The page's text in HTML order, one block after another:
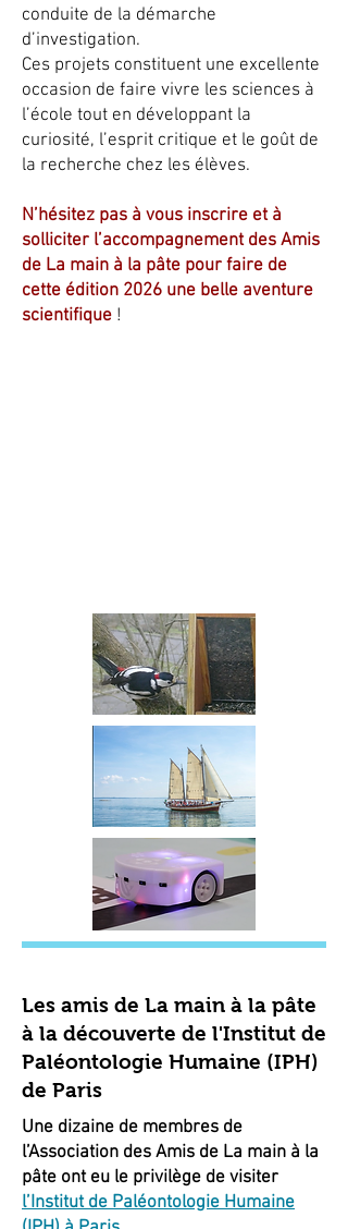
conduite de la démarche
d’investigation.
Ces projets constituent une excellente
occasion de faire vivre les sciences à
l’école tout en développant la
curiosité, l’esprit critique et le goût de
la recherche chez les élèves.
N’hésitez pas à vous inscrire et à
solliciter l’accompagnement des Amis
de La main à la pâte pour faire de
cette édition 2026 une belle aventure
scientifique !
Les amis de La main à la pâte
à la découverte de l'Institut de
Paléontologie Humaine (IPH)
de Paris
Une dizaine de membres de
l’Association des Amis de La main à la
pâte ont eu le privilège de visiter
l’Institut de Paléontologie Humaine